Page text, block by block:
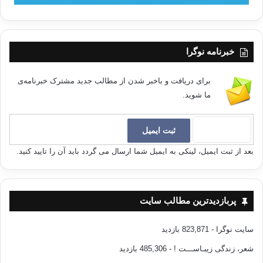
خبرنامه نوگرا
برای دریافت و باخبر شدن از مطالب جدید مشترک خبرنامه‌ی
ما شوید.
بعد از ثبت ایمیل، لینکی به ایمیل شما ارسال می گردد باید آن را تایید کنید.
پربازدیدترین مطالب سایت
سایت نوگرا - 823,871 بازدید
شعر، زندگی زیبـاســـت ! - 485,306 بازدید